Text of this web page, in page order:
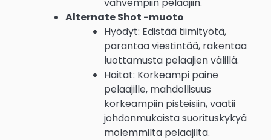
Alternate Shot -muoto
Hyödyt: Edistää tiimityötä,
parantaa viestintää, rakentaa
luottamusta pelaajien välillä.
Haitat: Korkeampi paine
pelaajille, mahdollisuus
korkeampiin pisteisiin, vaatii
johdonmukaista suorituskykyä
molemmilta pelaajilta.